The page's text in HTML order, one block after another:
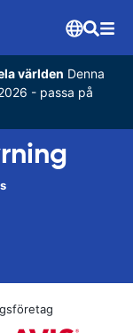
världen Denna
- passa på